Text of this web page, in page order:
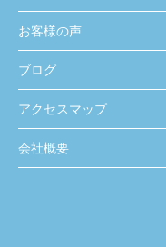
お客様の声
ブログ
アクセスマップ
会社概要